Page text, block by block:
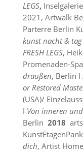
LEGS,
2021, Artwalk
Parterre Berlin
kunst nacht &
FRESH LEGS,
Promenaden-
draußen, Berlin
or Restored
(USA)/
I Von inneren
Berlin 2018
dich, Artist